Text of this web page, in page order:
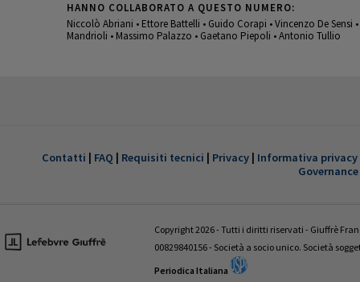
HANNO COLLABORATO A QUESTO NUMERO:
Niccolò Abriani • Ettore Battelli • Guido Corapi • Vincenzo De Sensi
Mandrioli • Massimo Palazzo • Gaetano Piepoli • Antonio Tullio
trimestrale Giustizia civile
Contatti | FAQ | Requisiti tecnici | Privacy | Informativa
Governance
Copyright 2026 - Tutti i diritti riservati - Giuffrè
00829840156 - Società a socio unico. Società
Periodica Italiana